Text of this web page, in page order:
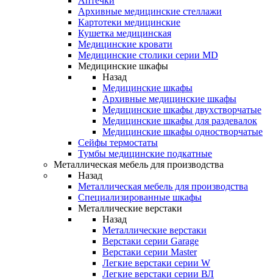
Архивные медицинские стеллажи
Картотеки медицинские
Кушетка медицинская
Медицинские кровати
Медицинские столики серии MD
Медицинские шкафы
Назад
Медицинские шкафы
Архивные медицинские шкафы
Медицинские шкафы двухстворчатые
Медицинские шкафы для раздевалок
Медицинские шкафы одностворчатые
Сейфы термостаты
Тумбы медицинские подкатные
Металлическая мебель для производства
Назад
Металлическая мебель для производства
Cпециализированные шкафы
Металлические верстаки
Назад
Металлические верстаки
Верстаки серии Garage
Верстаки серии Master
Легкие верстаки серии W
Легкие верстаки серии ВЛ